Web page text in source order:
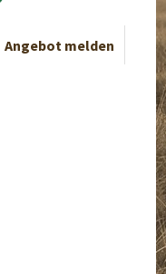
Angebot melden